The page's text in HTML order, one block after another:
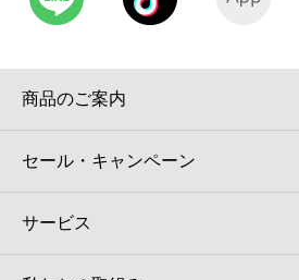
商品のご案内
セール・キャンペーン
サービス